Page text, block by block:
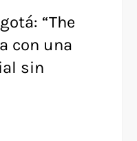
“The
con una
sin